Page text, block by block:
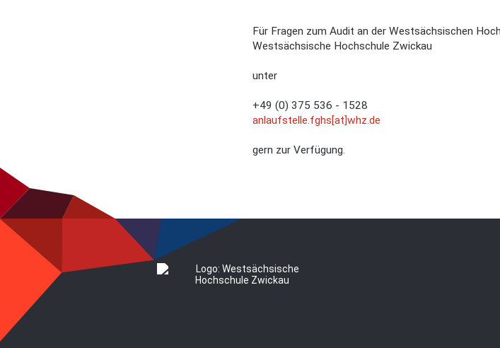
Für Fragen zum Audit an der Westsächsischen
Westsächsische Hochschule Zwickau
unter
+49 (0) 375 536 - 1528
anlaufstelle.fghs[at]whz.de
gern zur Verfügung.